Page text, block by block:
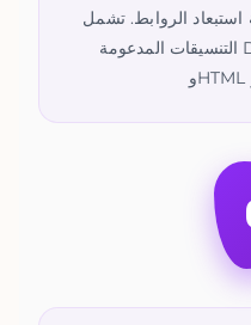
استبعاد الروابط. تشمل
التنسيقات المدعومة DOCX وPDF وTXT وRTF